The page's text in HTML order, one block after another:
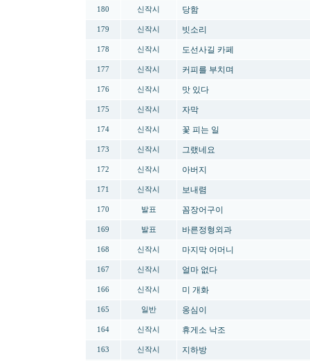
180 신작시 당함
179 신작시 빗소리
178 신작시 도선사길 카페
177 신작시 커피를 부치며
176 신작시 맛 있다
175 신작시 자막
174 신작시 꽃 피는 일
173 신작시 그랬네요
172 신작시 아버지
171 신작시 보내렴
170 발표 꼼장어구이
169 발표 바른정형외과
168 신작시 마지막 어머니
167 신작시 얼마 없다
166 신작시 미 개화
165 일반 옹심이
164 신작시 휴게소 낙조
163 신작시 지하방